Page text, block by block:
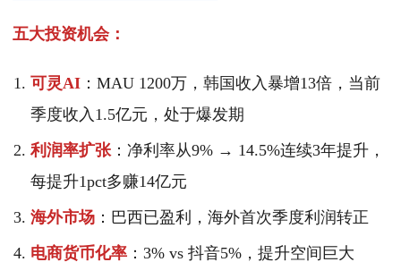
五大投资机会：
可灵AI ：MAU 1200万，韩国收入暴增13倍，当前
季度收入1.5亿元，处于爆发期
利润率扩张：净利率从9% → 14.5%连续3年提升，
每提升1pct多赚14亿元
海外市场 ：巴西已盈利，海外首次季度利润转正
电商货币化率 ：3% vs 抖音5%，提升空间巨大